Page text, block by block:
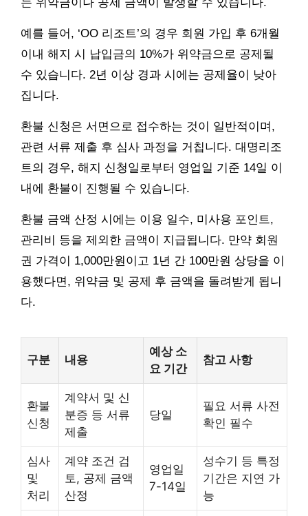
예를 들어, ‘OO 리조트’의 경우 회원 가입 후 6개월
이내 해지 시 납입금의 10%가 위약금으로 공제될
수 있습니다. 2년 이상 경과 시에는 공제율이 낮아
집니다.
환불 신청은 서면으로 접수하는 것이 일반적이며,
관련 서류 제출 후 심사 과정을 거칩니다. 대명리조
트의 경우, 해지 신청일로부터 영업일 기준 14일 이
내에 환불이 진행될 수 있습니다.
환불 금액 산정 시에는 이용 일수, 미사용 포인트,
관리비 등을 제외한 금액이 지급됩니다. 만약 회원
권 가격이 1,000만원이고 1년 간 100만원 상당을 이
용했다면, 위약금 및 공제 후 금액을 돌려받게 됩니
다.
구분 내용
예상 소
요 기간
참고 사항
환불
신청
계약서 및 신
분증 등 서류
제출
당일
필요 서류 사전
확인 필수
심사
및
처리
계약 조건 검
토, 공제 금액
산정
영업일
7-14일
성수기 등 특정
기간은 지연 가
능